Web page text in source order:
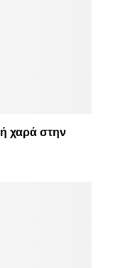
χαρά στην